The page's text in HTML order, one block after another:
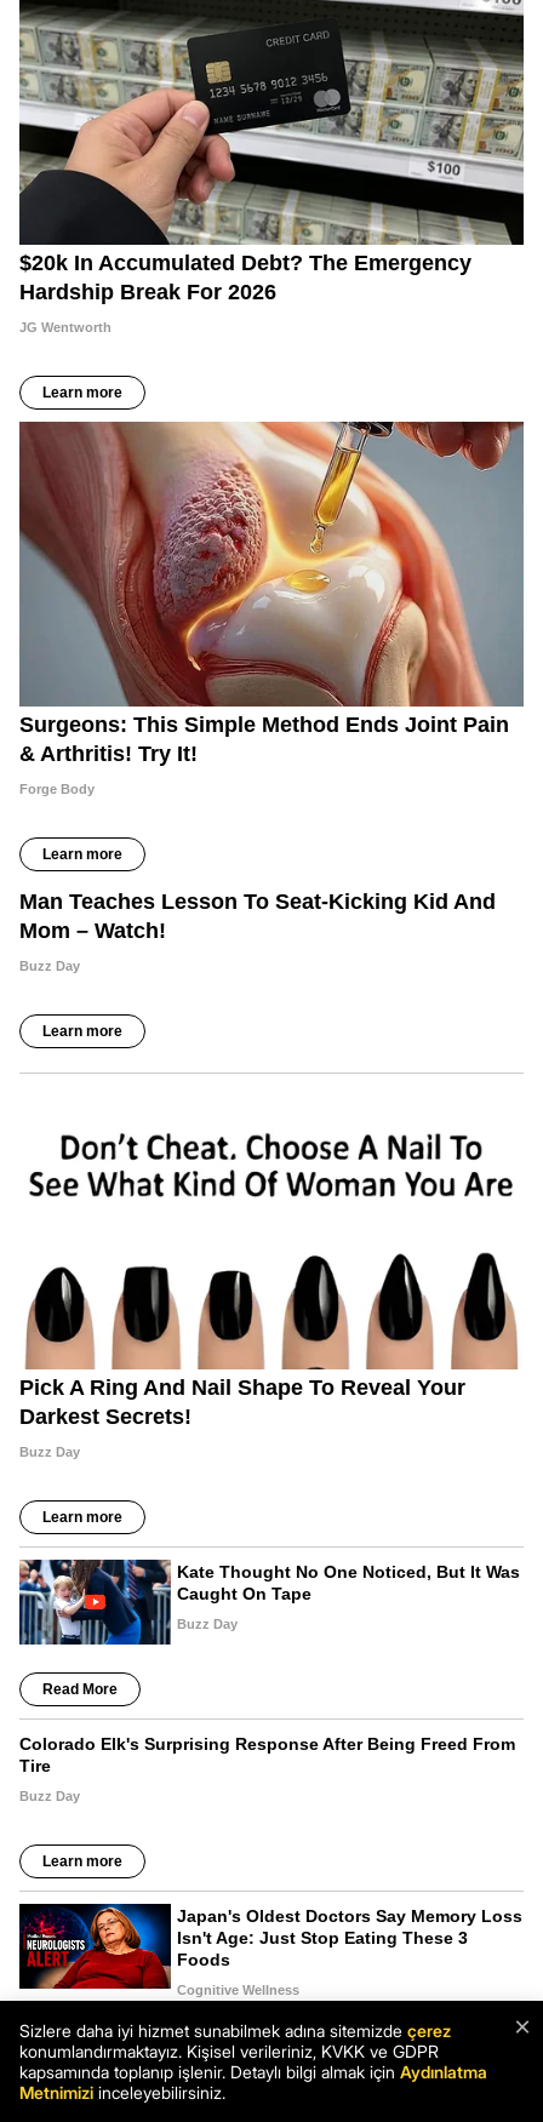
×
Sizlere daha iyi hizmet sunabilmek adına sitemizde çerez
konumlandırmaktayız. Kişisel verileriniz, KVKK ve GDPR
kapsamında toplanıp işlenir. Detaylı bilgi almak için Aydınlatma
Metnimizi inceleyebilirsiniz.